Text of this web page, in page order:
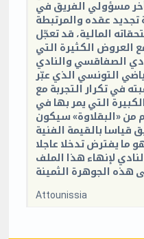
تأخر مسؤولي الفريق في
تجديد عقده والمرتبطة
المالية، قد تعجّل
العروض الكثيرة التي
الصفاقسي والنادي
التونسي الذي عبّر
في تكرار التجربة مع
التي يمر بها في
من «البقلاوة» سيكون
قياسا بالقيمة الفنية
ما يفترض تدخلا عاجلا
لإنهاء هذا الملف
Attounissia